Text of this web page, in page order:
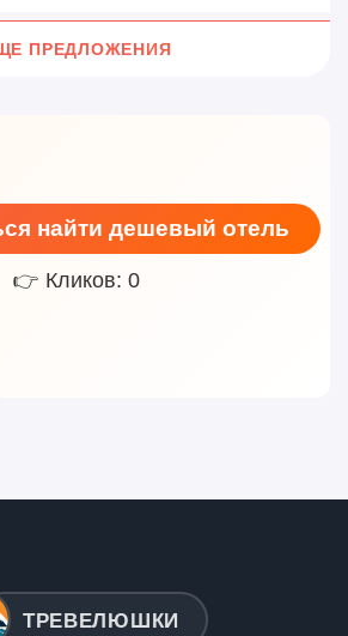
ПРЕДЛОЖЕНИЯ
найти дешевый отель
👉 Кликов: 0
ТРЕВЕЛЮШКИ